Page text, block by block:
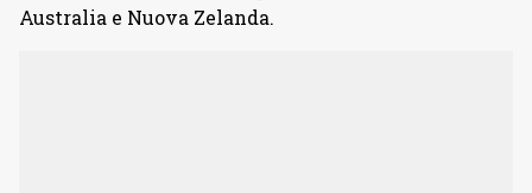
Australia e Nuova Zelanda.